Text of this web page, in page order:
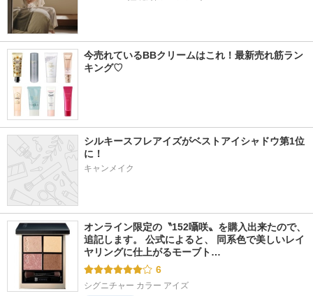
今売れているBBクリームはこれ！最新売れ筋ラン
キング♡
シルキースフレアイズがベストアイシャドウ第1位
に！
キャンメイク
オンライン限定の〝152囁咲〟を購入出来たので、
追記します。 公式によると、 同系色で美しいレイ
ヤリングに仕上がるモーブト…
6
シグニチャー カラー アイズ